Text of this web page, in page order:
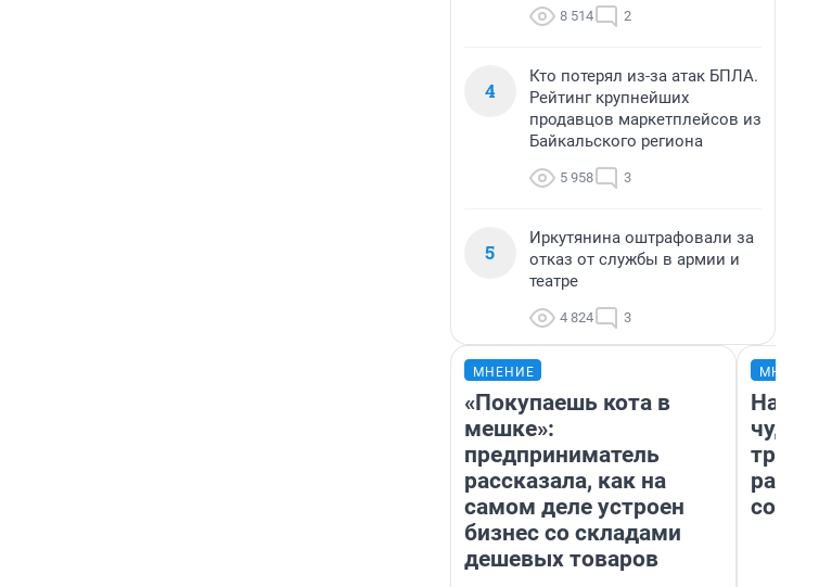
8 514 2
4
Кто потерял из-за атак БПЛА.
Рейтинг крупнейших
продавцов маркетплейсов из
Байкальского региона
5 958 3
5
Иркутянина оштрафовали за
отказ от службы в армии и
театре
4 824 3
МНЕНИЕ
«Покупаешь кота в
мешке»:
предприниматель
рассказала, как на
самом деле устроен
бизнес со складами
дешевых товаров